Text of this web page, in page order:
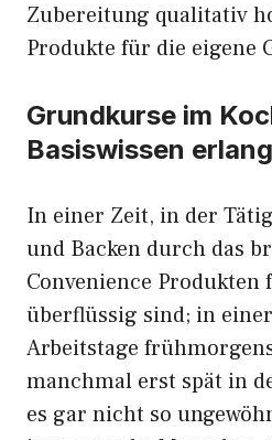
Zubereitung qualitativ
Produkte für die eigene
Grundkurse im
Basiswissen
In einer Zeit, in der
und Backen durch das
Convenience Produkten
überflüssig sind; in
Arbeitstage
manchmal erst spät in
es gar nicht so